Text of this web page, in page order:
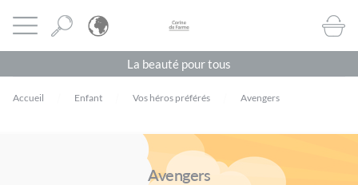
Ouvrir le menu CORINE DE FARME BE
La beauté pour tous
Accueil Enfant Vos héros préférés Avengers
Avengers